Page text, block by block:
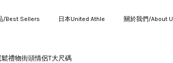
/Best Sellers 日本United Athle 關於我們/About
禮物街頭情侶T大尺碼